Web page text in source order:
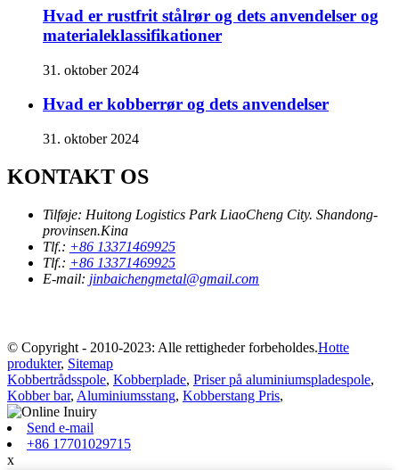
Hvad er rustfrit stålrør og dets anvendelser og
materialeklassifikationer
31. oktober 2024
Hvad er kobberrør og dets anvendelser
31. oktober 2024
KONTAKT OS
Tilføje: Huitong Logistics Park LiaoCheng City. Shandong-
provinsen.Kina
Tlf.: +86 13371469925
Tlf.: +86 13371469925
E-mail: jinbaichengmetal@gmail.com
© Copyright - 2010-2023: Alle rettigheder forbeholdes.Hotte
produkter, Sitemap
Kobbertrådsspole, Kobberplade, Priser på aluminiumspladespole,
Kobber bar, Aluminiumsstang, Kobberstang Pris,
Send e-mail
+86 17701029715
x